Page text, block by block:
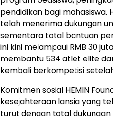
pendidikan bagi mahasiswa.
telah menerima dukungan
sementara total bantuan
ini kini melampaui RMB 30
membantu 534 atlet elite
kembali berkompetisi
Komitmen sosial HEMIN
kesejahteraan lansia yang
turut dengan total dukungan